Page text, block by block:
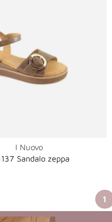
I Nuovo
Sandalo zeppa
1